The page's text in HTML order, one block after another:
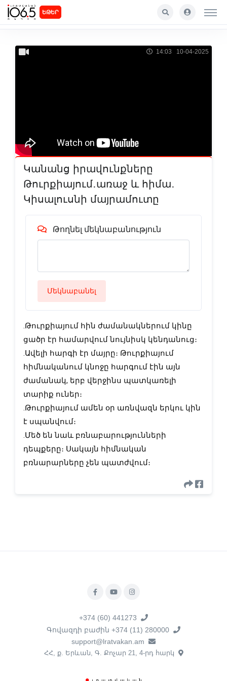
ԵԹԵՐ
14:03 10-04-2025
Կանանց իրավունքները
Թուրքիայում․առաջ և հիմա․
Կիսալուսնի մայրամուտը
Թողնել մեկնաբանություն
Մեկնաբանել
․Թուրքիայում հին ժամանակներում կինը
ցածր էր համարվում նույնիսկ կենդանուց։
․Ավելի հարգի էր մայրը։ Թուրքիայում
հիմնականում կնոջը հարգում էին այն
ժամանակ, երբ վերջինս պատկառելի
տարիք ուներ։
․Թուրքիայում ամեն օր առնվազն երկու կին
է սպանվում։
․Մեծ են նաև բռնաբարությունների
դեպքերը։ Սակայն հիմնական
բռնարարները չեն պատժվում։
+374 (60) 441273
Գովազդի բաժին +374 (11) 280000
support@lratvakan.am
ՀՀ, ք. Երևան, Գ. Քոչար 21, 4-րդ հարկ